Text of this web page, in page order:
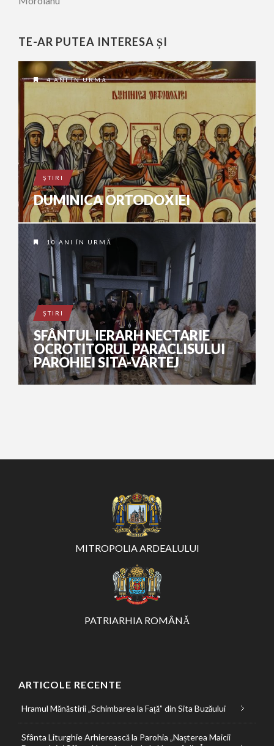
TE-AR PUTEA INTERESA ȘI
4 ANI ÎN URMĂ
ŞTIRI
DUMINICA ORTODOXIEI
10 ANI ÎN URMĂ
ŞTIRI
SFÂNTUL IERARH NECTARIE
OCROTITORUL PARACLISULUI
PAROHIEI SITA-VÂRTEJ
MITROPOLIA ARDEALULUI
PATRIARHIA ROMÂNĂ
ARTICOLE RECENTE
Hramul Mănăstirii „Schimbarea la Față” din Sita Buzăului
Sfânta Liturghie Arhierească la Parohia „Nașterea Maicii